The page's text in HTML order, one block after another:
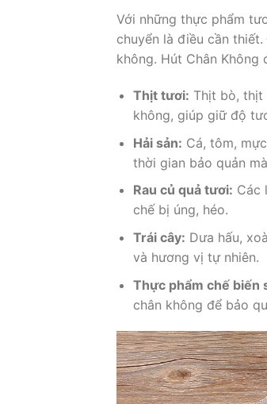
Với những thực phẩm
chuyển là điều cần
không. Hút Chân
Thịt tươi: Thịt bò, thịt
không, giúp giữ độ
Hải sản: Cá, tôm,
thời gian bảo quản
Rau củ quả tươi: Các
chế bị úng, héo.
Trái cây: Dưa hấu,
và hương vị tự nhiên.
Thực phẩm chế biến
chân không để bảo